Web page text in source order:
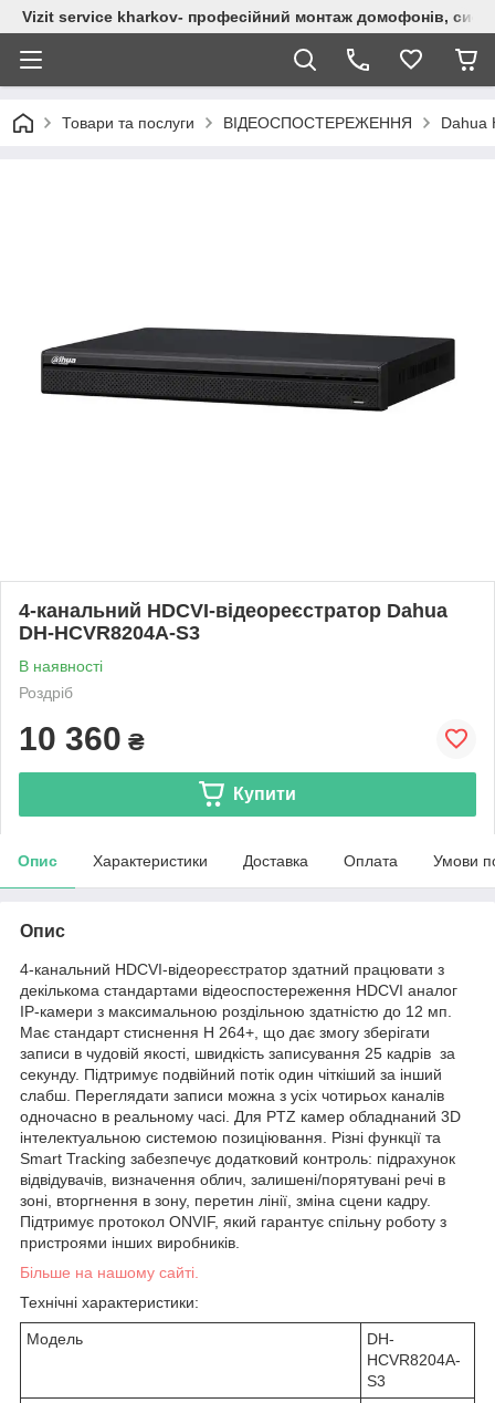
Vizit service kharkov- професійний монтаж домофонів,
Товари та послуги ВІДЕОСПОСТЕРЕЖЕННЯ Dahua
4-канальний HDCVI-відеореєстратор Dahua
DH-HCVR8204A-S3
В наявності
Роздріб
10 360 ₴
Купити
Опис Характеристики Доставка Оплата Умови
Опис
4-канальний HDCVI-відеореєстратор здатний працювати з
декількома стандартами відеоспостереження HDCVI аналог
IP-камери з максимальною роздільною здатністю до 12 мп.
Має стандарт стиснення Н 264+, що дає змогу зберігати
записи в чудовій якості, швидкість записування 25 кадрів за
секунду. Підтримує подвійний потік один чіткіший за інший
слабш. Переглядати записи можна з усіх чотирьох каналів
одночасно в реальному часі. Для PTZ камер обладнаний 3D
інтелектуальною системою позиціювання. Різні функції та
Smart Tracking забезпечує додатковий контроль: підрахунок
відвідувачів, визначення облич, залишені/порятувані речі в
зоні, вторгнення в зону, перетин лінії, зміна сцени кадру.
Підтримує протокол ONVIF, який гарантує спільну роботу з
пристроями інших виробників.
Більше на нашому сайті.
Технічні характеристики:
Модель
DH-
HCVR8204A-
S3